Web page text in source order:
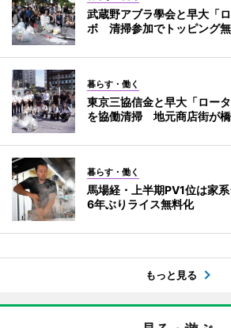
武蔵野アブラ學会と早大「
ボ 清掃参加でトッピング
暮らす・働く
東京三協信金と早大「ロー
を協働清掃 地元商店街が
暮らす・働く
馬場経・上半期PV1位は家
6年ぶりライス無料化
もっと見る